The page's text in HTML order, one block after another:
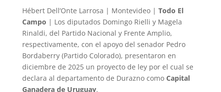
Hébert Dell’Onte Larrosa | Montevideo | Todo El
Campo | Los diputados Domingo Rielli y Magela
Rinaldi, del Partido Nacional y Frente Amplio,
respectivamente, con el apoyo del senador Pedro
Bordaberry (Partido Colorado), presentaron en
diciembre de 2025 un proyecto de ley por el cual se
declara al departamento de Durazno como Capital
Ganadera de Uruguay.